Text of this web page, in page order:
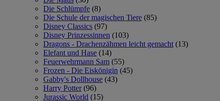
Die Schlümpfe (8)
Die Schule der magischen Tiere (85)
Disney Classics (97)
Disney Prinzessinnen (103)
Dragons - Drachenzähmen leicht gemacht (13)
Elefant und Hase (14)
Feuerwehrmann Sam (55)
Frozen - Die Eiskönigin (45)
Gabby's Dollhouse (43)
Harry Potter (96)
Jurassic World (15)